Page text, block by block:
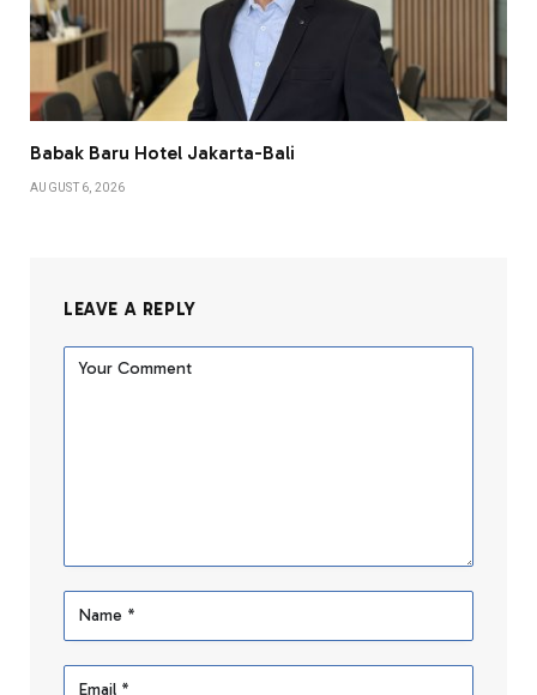
Babak Baru Hotel Jakarta-Bali
AUGUST 6, 2026
LEAVE A REPLY